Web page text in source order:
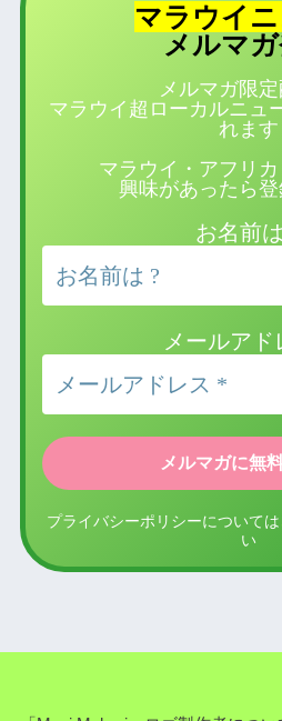
マラウイ
メルマガ
メルマガ限
マラウイ超ローカルニュ
れます
マラウイ・アフリ
興味があったら登
お名前
メールアド
プライバシーポリシーについては
い